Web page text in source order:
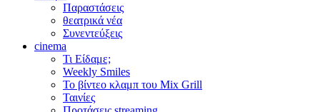
Παραστάσεις
θεατρικά νέα
Συνεντεύξεις
cinema
Τι Είδαμε;
Weekly Smiles
Το βίντεο κλαμπ του Mix Grill
Ταινίες